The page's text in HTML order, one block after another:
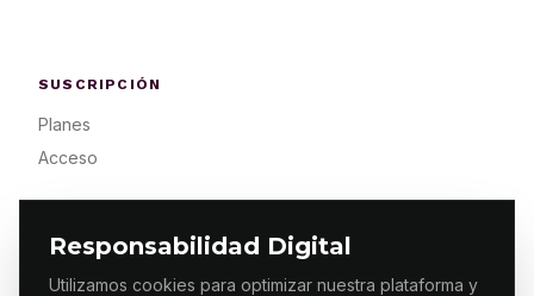
Responsabilidad Digital
Utilizamos cookies para optimizar nuestra plataforma y
SUSCRIPCIÓN
Planes
Acceso